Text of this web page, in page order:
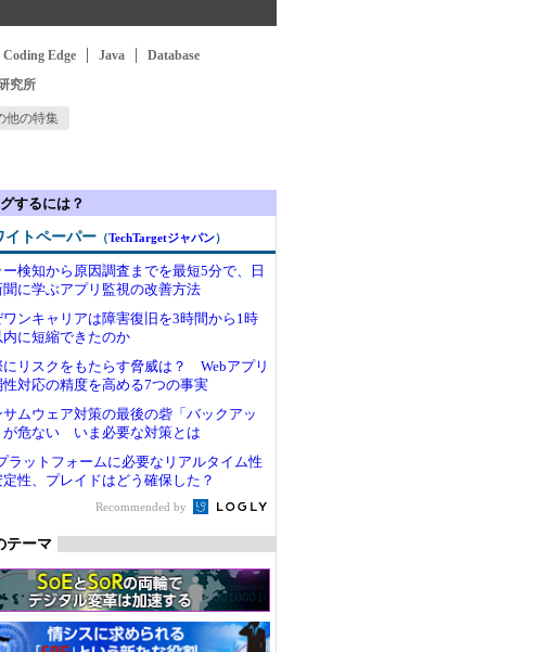
Coding Edge Java
Database
究所
他の特集
するには？
イトペーパー （TechTargetジャパン）
ー検知から原因調査までを最短5分で、日
聞に学ぶアプリ監視の改善方法
ワンキャリアは障害復旧を3時間から1時
内に短縮できたのか
にリスクをもたらす脅威は？ Webアプリ
性対応の精度を高める7つの事実
サムウェア対策の最後の砦「バックアッ
が危ない いま必要な対策とは
ラットフォームに必要なリアルタイム性
定性、プレイドはどう確保した？
Recommended by
テーマ